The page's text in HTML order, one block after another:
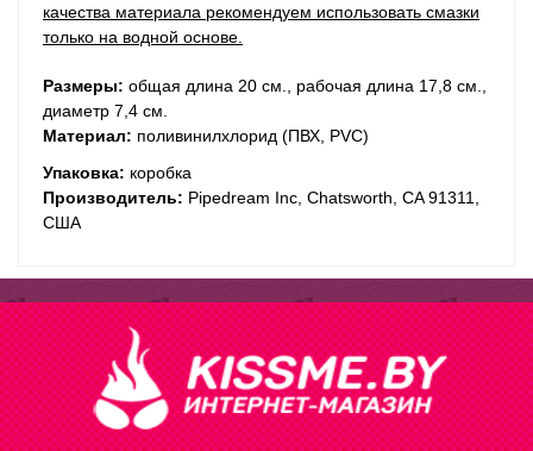
качества материала рекомендуем использовать смазки
только на водной основе.
Размеры: общая длина 20 см., рабочая длина 17,8 см.,
диаметр 7,4 см.
Материал: поливинилхлорид (ПВХ, PVC)
Упаковка: коробка
Производитель: Pipedream Inc, Chatsworth, CA 91311,
США